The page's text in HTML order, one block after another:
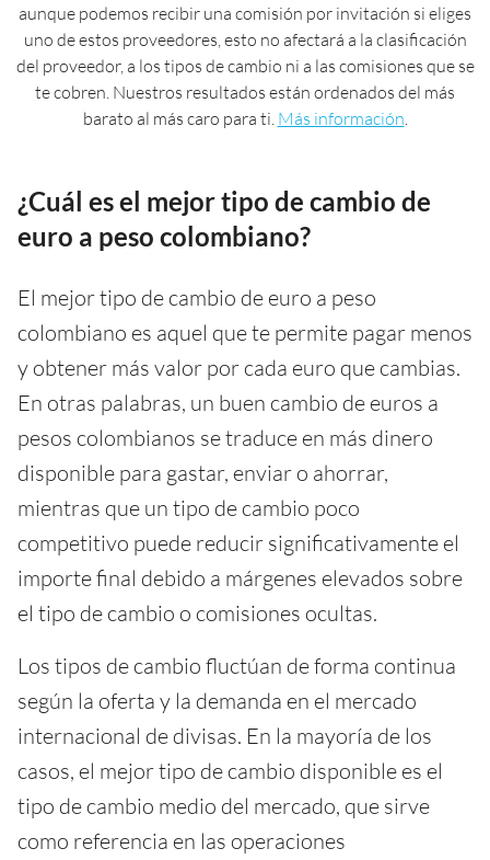
aunque podemos recibir una comisión por invitación si eliges
uno de estos proveedores, esto no afectará a la clasificación
del proveedor, a los tipos de cambio ni a las comisiones que se
te cobren. Nuestros resultados están ordenados del más
barato al más caro para ti. Más información.
¿Cuál es el mejor tipo de cambio de
euro a peso colombiano?
El mejor tipo de cambio de euro a peso
colombiano es aquel que te permite pagar menos
y obtener más valor por cada euro que cambias.
En otras palabras, un buen cambio de euros a
pesos colombianos se traduce en más dinero
disponible para gastar, enviar o ahorrar,
mientras que un tipo de cambio poco
competitivo puede reducir significativamente el
importe final debido a márgenes elevados sobre
el tipo de cambio o comisiones ocultas.
Los tipos de cambio fluctúan de forma continua
según la oferta y la demanda en el mercado
internacional de divisas. En la mayoría de los
casos, el mejor tipo de cambio disponible es el
tipo de cambio medio del mercado, que sirve
como referencia en las operaciones